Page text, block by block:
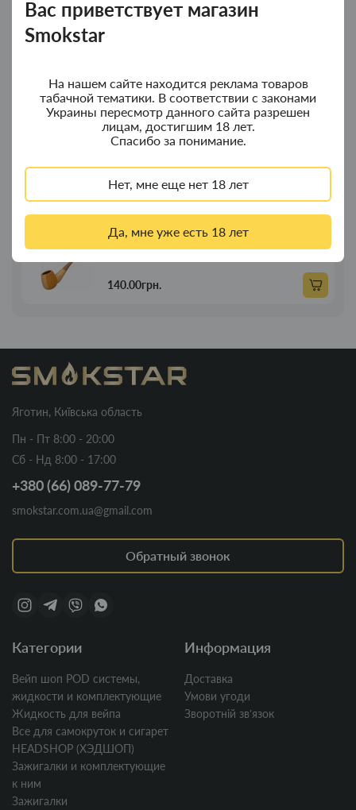
Вас приветствует магазин
Smokstar
На нашем сайте находится реклама товаров
табачной тематики. В соответствии с законами
Украины пересмотр данного сайта разрешен
лицам, достигшим 18 лет.
Спасибо за понимание.
Нет, мне еще нет 18 лет
Да, мне уже есть 18 лет
380.00грн.
269.00грн.
Трубка для курения деревянная прямая
13см
89.00грн.
Трубка для курения деревянная прямая 21
140.00грн.
Яготин, Київська область
Пн - Пт 8:00 - 20:00
Сб - Нд 8:00 - 17:00
+380 (66) 089-77-79
smokstar.com.ua@gmail.com
Обратный звонок
Категории
Вейп шоп POD системы,
жидкости и комплектующие
Жидкость для вейпа
Все для самокруток и сигарет
HEADSHOP (ХЭДШОП)
Зажигалки и комплектующие
к ним
Зажигалки
Информация
Доставка
Умови угоди
Зворотній звʼязок